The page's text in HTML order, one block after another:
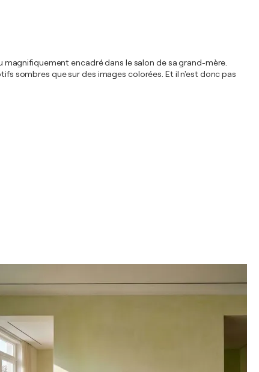
encadré dans le salon de sa grand-mère.
sombres que sur des images colorées. Et il n'est donc pas